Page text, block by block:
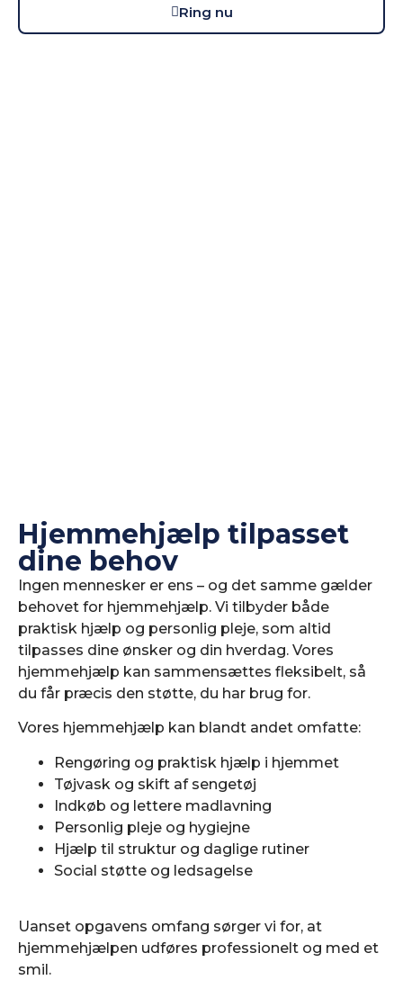
Ring nu
Hjemmehjælp tilpasset
dine behov
Ingen mennesker er ens – og det samme gælder
behovet for hjemmehjælp. Vi tilbyder både
praktisk hjælp og personlig pleje, som altid
tilpasses dine ønsker og din hverdag. Vores
hjemmehjælp kan sammensættes fleksibelt, så
du får præcis den støtte, du har brug for.
Vores hjemmehjælp kan blandt andet omfatte:
Rengøring og praktisk hjælp i hjemmet
Tøjvask og skift af sengetøj
Indkøb og lettere madlavning
Personlig pleje og hygiejne
Hjælp til struktur og daglige rutiner
Social støtte og ledsagelse
Uanset opgavens omfang sørger vi for, at
hjemmehjælpen udføres professionelt og med et
smil.